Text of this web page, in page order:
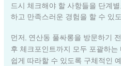
드시 체크해야 할 사항들을 단계
하고 만족스러운 경험을 할 수 있
먼저, 연산동 풀싸롱을 방문하기
후 체크포인트까지 모두 포괄하
쉽게 따라할 수 있도록 구체적인